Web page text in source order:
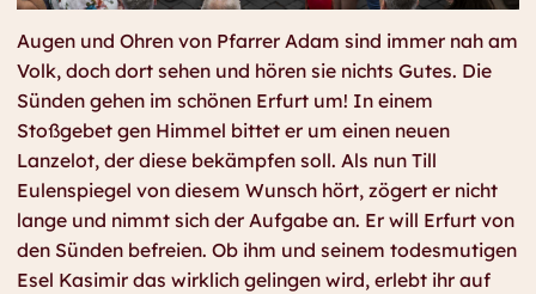
Augen und Ohren von Pfarrer Adam sind immer nah am
Volk, doch dort sehen und hören sie nichts Gutes. Die
Sünden gehen im schönen Erfurt um! In einem
Stoßgebet gen Himmel bittet er um einen neuen
Lanzelot, der diese bekämpfen soll. Als nun Till
Eulenspiegel von diesem Wunsch hört, zögert er nicht
lange und nimmt sich der Aufgabe an. Er will Erfurt von
den Sünden befreien. Ob ihm und seinem todesmutigen
Esel Kasimir das wirklich gelingen wird, erlebt ihr auf